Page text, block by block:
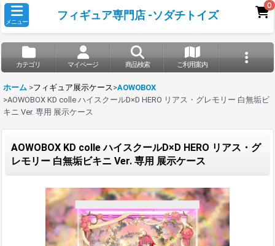
メニュー
フィギュア専門店 -ソダチトイズ
0
カテゴリ マイページ 商品検索 ご利用案内
ホーム >フィギュア展示ケース>AOWOBOX
>AOWOBOX KD colle ハイスクールD×D HERO リアス・グレモリー 白無垢ビ
キニ Ver. 専用 展示ケース
AOWOBOX KD colle ハイスクールD×D HERO リアス・グ
レモリー 白無垢ビキニ Ver. 専用 展示ケース